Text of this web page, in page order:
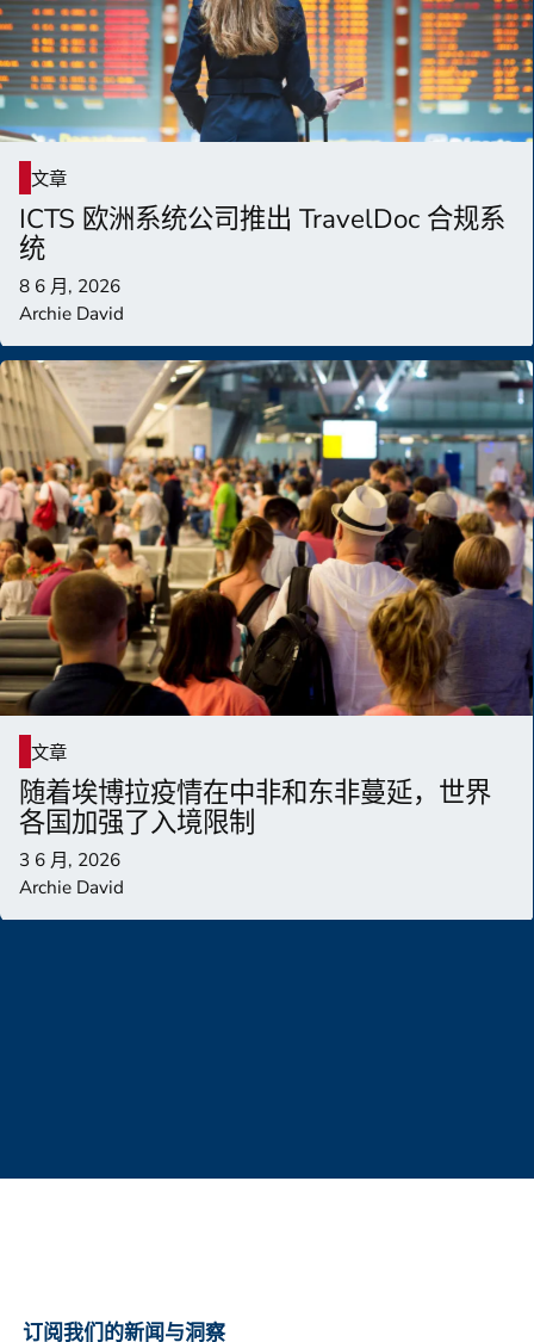
文章
ICTS 欧洲系统公司推出 TravelDoc 合规系
统
8 6 月, 2026
Archie David
文章
随着埃博拉疫情在中非和东非蔓延，世界
各国加强了入境限制
3 6 月, 2026
Archie David
订阅我们的新闻与洞察